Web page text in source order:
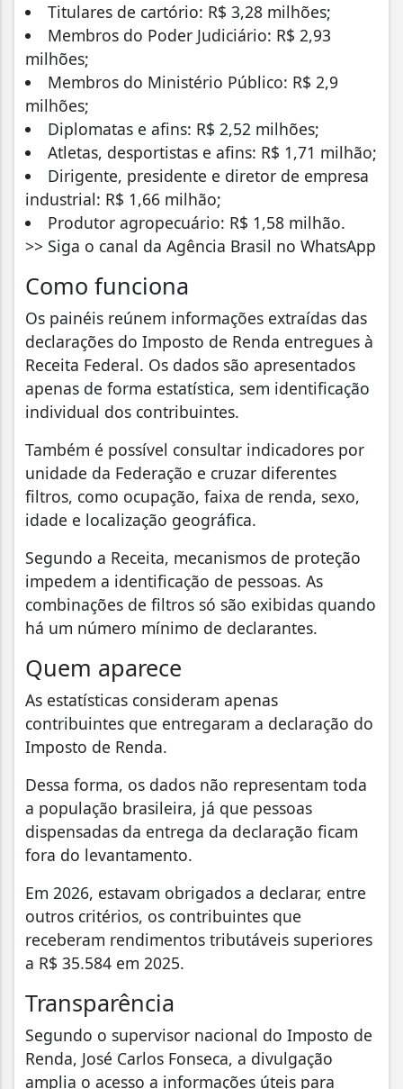
Titulares de cartório: R$ 3,28 milhões;
Membros do Poder Judiciário: R$ 2,93
milhões;
Membros do Ministério Público: R$ 2,9
milhões;
Diplomatas e afins: R$ 2,52 milhões;
Atletas, desportistas e afins: R$ 1,71 milhão;
Dirigente, presidente e diretor de empresa
industrial: R$ 1,66 milhão;
Produtor agropecuário: R$ 1,58 milhão.
>> Siga o canal da Agência Brasil no WhatsApp
Como funciona
Os painéis reúnem informações extraídas das
declarações do Imposto de Renda entregues à
Receita Federal. Os dados são apresentados
apenas de forma estatística, sem identificação
individual dos contribuintes.
Também é possível consultar indicadores por
unidade da Federação e cruzar diferentes
filtros, como ocupação, faixa de renda, sexo,
idade e localização geográfica.
Segundo a Receita, mecanismos de proteção
impedem a identificação de pessoas. As
combinações de filtros só são exibidas quando
há um número mínimo de declarantes.
Quem aparece
As estatísticas consideram apenas
contribuintes que entregaram a declaração do
Imposto de Renda.
Dessa forma, os dados não representam toda
a população brasileira, já que pessoas
dispensadas da entrega da declaração ficam
fora do levantamento.
Em 2026, estavam obrigados a declarar, entre
outros critérios, os contribuintes que
receberam rendimentos tributáveis superiores
a R$ 35.584 em 2025.
Transparência
Segundo o supervisor nacional do Imposto de
Renda, José Carlos Fonseca, a divulgação
amplia o acesso a informações úteis para